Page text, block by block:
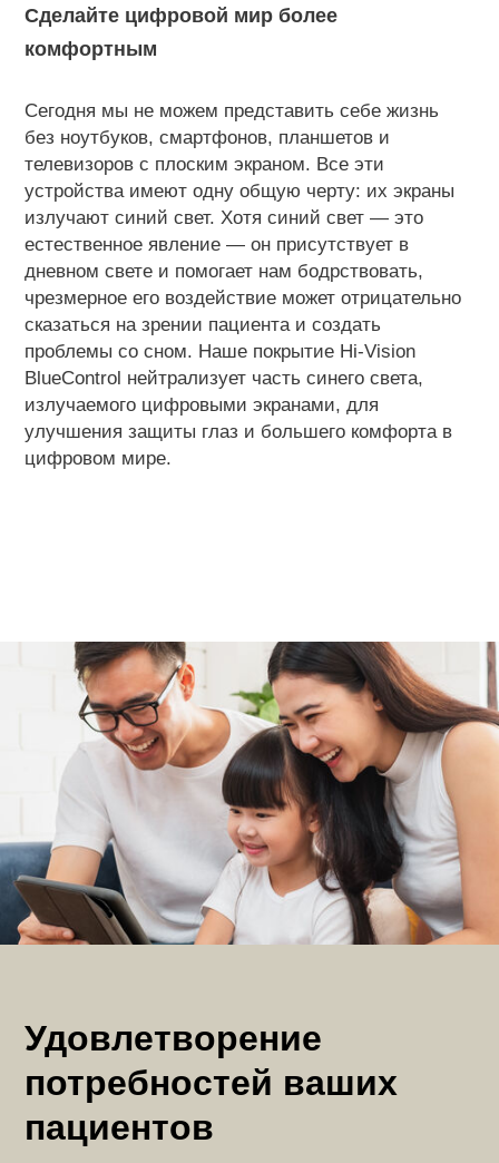
Сделайте цифровой мир более
комфортным
Сегодня мы не можем представить себе жизнь
без ноутбуков, смартфонов, планшетов и
телевизоров с плоским экраном. Все эти
устройства имеют одну общую черту: их экраны
излучают синий свет. Хотя синий свет — это
естественное явление — он присутствует в
дневном свете и помогает нам бодрствовать,
чрезмерное его воздействие может отрицательно
сказаться на зрении пациента и создать
проблемы со сном. Наше покрытие Hi-Vision
BlueControl нейтрализует часть синего света,
излучаемого цифровыми экранами, для
улучшения защиты глаз и большего комфорта в
цифровом мире.
Удовлетворение
потребностей ваших
пациентов